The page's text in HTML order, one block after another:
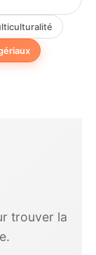
trouver la